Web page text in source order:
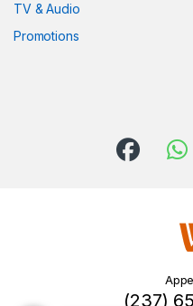
TV & Audio
Promotions
(237)